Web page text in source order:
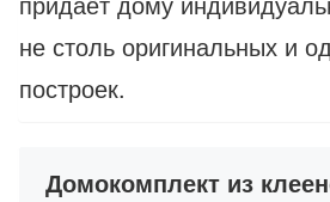
не столь оригинальных и
построек.
Домокомплект из